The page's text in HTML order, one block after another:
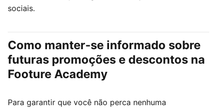
sociais.
Como manter-se informado sobre
futuras promoções e descontos na
Footure Academy
Para garantir que você não perca nenhuma